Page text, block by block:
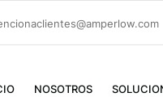
NOSOTROS